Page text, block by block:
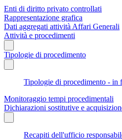
Enti di diritto privato controllati
Rappresentazione grafica
Dati aggregati attività Affari Generali
Attività e procedimenti
Tipologie di procedimento
Tipologie di procedimento - in
Monitoraggio tempi procedimentali
Dichiarazioni sostitutive e
Recapiti dell'ufficio